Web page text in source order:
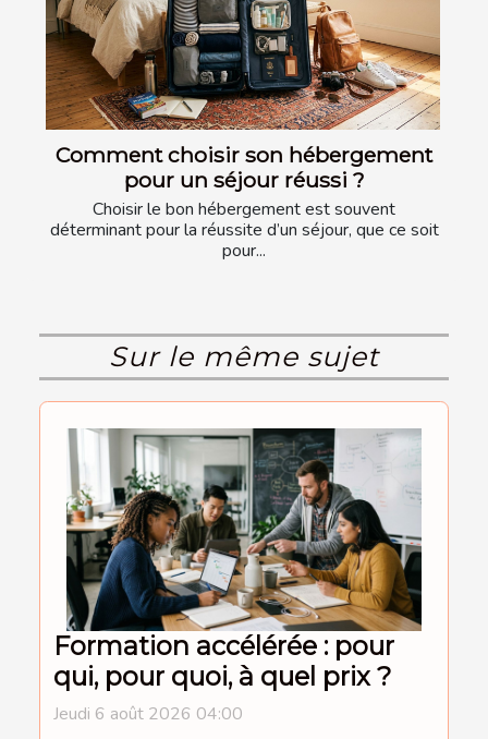
Comment choisir son hébergement
pour un séjour réussi ?
Choisir le bon hébergement est souvent
déterminant pour la réussite d’un séjour, que ce soit
pour...
Sur le même sujet
Formation accélérée : pour
qui, pour quoi, à quel prix ?
Jeudi 6 août 2026 04:00